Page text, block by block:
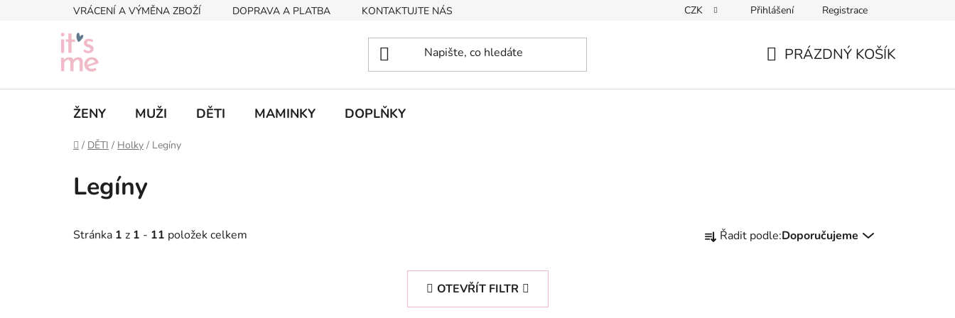
VRÁCENÍ A VÝMĚNA ZBOŽÍ DOPRAVA A PLATBA KONTAKTUJTE NÁS Podmínky ochrany osobních údajů
CZK Přihlášení Registrace
PRÁZDNÝ KOŠÍK
ŽENY MUŽI DĚTI MAMINKY DOPLŇKY
Domů
/ DĚTI / Holky / Legíny
Legíny
Stránka 1 z 1 - 11 položek celkem
a Řadit podle:Doporučujeme
OTEVŘÍT FILTR